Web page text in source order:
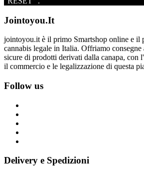
Jointoyou.It
jointoyou.it è il primo Smartshop online e il
cannabis legale in Italia. Offriamo consegne
sicure di prodotti derivati dalla canapa, con
il commercio e le legalizzazione di questa
Follow us
Delivery e Spedizioni